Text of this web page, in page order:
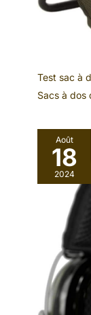
Test sac à
Sacs à dos
Août
18
2024